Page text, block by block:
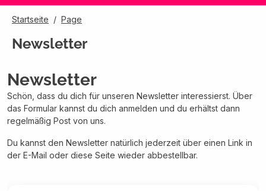
Startseite Page
Newsletter
Newsletter
Schön, dass du dich für unseren Newsletter interessierst. Über
das Formular kannst du dich anmelden und du erhältst dann
regelmäßig Post von uns.
Du kannst den Newsletter natürlich jederzeit über einen Link in
der E-Mail oder diese Seite wieder abbestellbar.